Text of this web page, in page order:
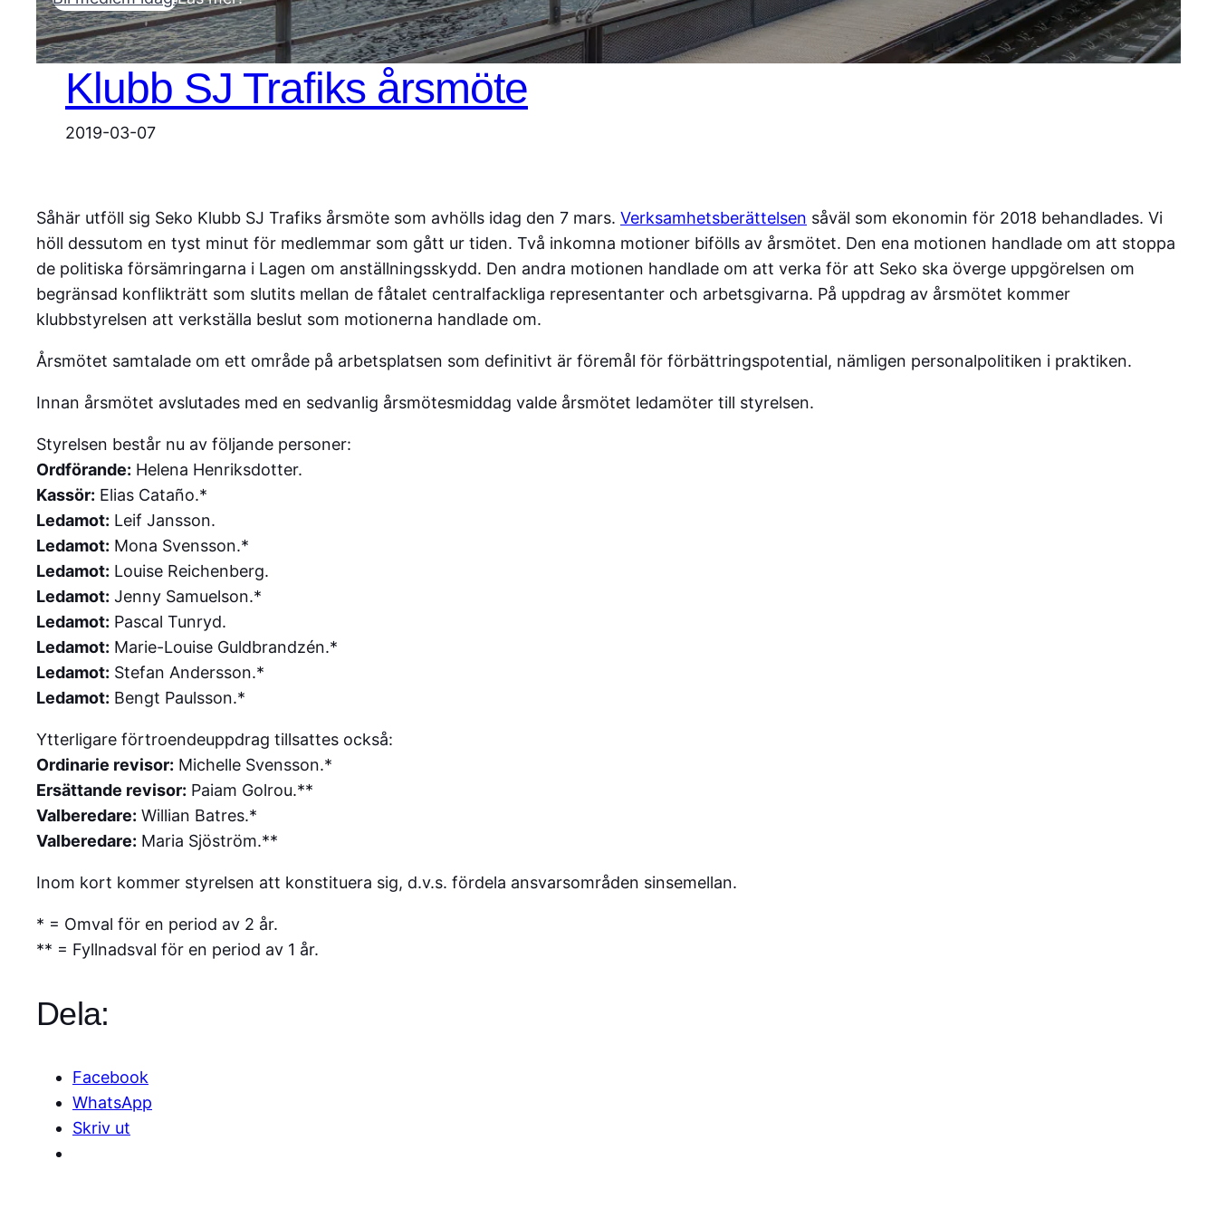
Klubb SJ Trafiks årsmöte
2019-03-07
Såhär utföll sig Seko Klubb SJ Trafiks årsmöte som avhölls idag den 7 mars. Verksamhetsberättelsen såväl som ekonomin för 2018 behandlades. Vi
höll dessutom en tyst minut för medlemmar som gått ur tiden. Två inkomna motioner bifölls av årsmötet. Den ena motionen handlade om att stoppa
de politiska försämringarna i Lagen om anställningsskydd. Den andra motionen handlade om att verka för att Seko ska överge uppgörelsen om
begränsad konflikträtt som slutits mellan de fåtalet centralfackliga representanter och arbetsgivarna. På uppdrag av årsmötet kommer
klubbstyrelsen att verkställa beslut som motionerna handlade om.
Årsmötet samtalade om ett område på arbetsplatsen som definitivt är föremål för förbättringspotential, nämligen personalpolitiken i praktiken.
Innan årsmötet avslutades med en sedvanlig årsmötesmiddag valde årsmötet ledamöter till styrelsen.
Styrelsen består nu av följande personer:
Ordförande: Helena Henriksdotter.
Kassör: Elias Cataño.*
Ledamot: Leif Jansson.
Ledamot: Mona Svensson.*
Ledamot: Louise Reichenberg.
Ledamot: Jenny Samuelson.*
Ledamot: Pascal Tunryd.
Ledamot: Marie-Louise Guldbrandzén.*
Ledamot: Stefan Andersson.*
Ledamot: Bengt Paulsson.*
Ytterligare förtroendeuppdrag tillsattes också:
Ordinarie revisor: Michelle Svensson.*
Ersättande revisor: Paiam Golrou.**
Valberedare: Willian Batres.*
Valberedare: Maria Sjöström.**
Inom kort kommer styrelsen att konstituera sig, d.v.s. fördela ansvarsområden sinsemellan.
* = Omval för en period av 2 år.
** = Fyllnadsval för en period av 1 år.
Dela:
Facebook
WhatsApp
Skriv ut